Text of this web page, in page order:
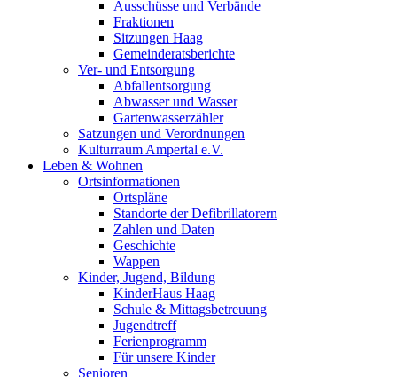
Ausschüsse und Verbände
Fraktionen
Sitzungen Haag
Gemeinderatsberichte
Ver- und Entsorgung
Abfallentsorgung
Abwasser und Wasser
Gartenwasserzähler
Satzungen und Verordnungen
Kulturraum Ampertal e.V.
Leben & Wohnen
Ortsinformationen
Ortspläne
Standorte der Defibrillatorern
Zahlen und Daten
Geschichte
Wappen
Kinder, Jugend, Bildung
KinderHaus Haag
Schule & Mittagsbetreuung
Jugendtreff
Ferienprogramm
Für unsere Kinder
Senioren